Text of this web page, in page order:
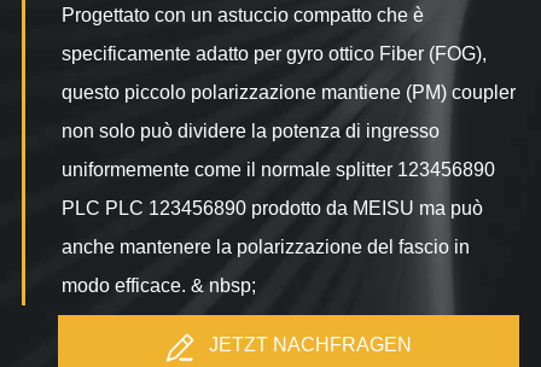
Progettato con un astuccio compatto che è
specificamente adatto per gyro ottico Fiber (FOG),
questo piccolo polarizzazione mantiene (PM) coupler
non solo può dividere la potenza di ingresso
uniformemente come il normale splitter 123456890
PLC PLC 123456890 prodotto da MEISU ma può
anche mantenere la polarizzazione del fascio in
modo efficace. & nbsp;
JETZT NACHFRAGEN